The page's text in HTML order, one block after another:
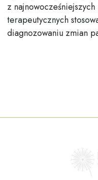
z
terapeutycznych
diagnozowaniu zmian